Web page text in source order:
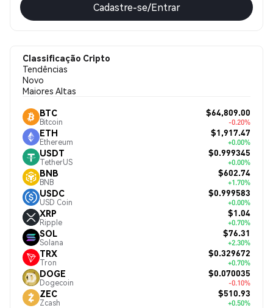
Cadastre-se/Entrar
Classificação Cripto
Tendências
Novo
Maiores Altas
BTC
Bitcoin
$64,809.00
-0.20%
ETH
Ethereum
$1,917.47
+0.00%
USDT
TetherUS
$0.999345
+0.00%
BNB
BNB
$602.74
+1.70%
USDC
USD Coin
$0.999583
+0.00%
XRP
Ripple
$1.04
+0.70%
SOL
Solana
$76.31
+2.30%
TRX
Tron
$0.329672
+0.70%
DOGE
Dogecoin
$0.070035
-0.10%
ZEC
Zcash
$510.93
+0.50%